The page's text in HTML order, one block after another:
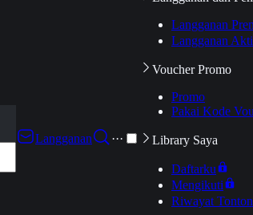
Langganan
···
Langganan
Langganan
Voucher Promo
Promo
Pakai Kode
Library Saya
Daftarku
Mengikuti
Riwayat